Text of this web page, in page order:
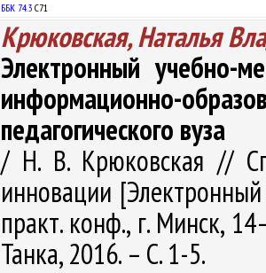
ББК 74.3 С71
Крюковская, Наталья
Электронный учебно-
информационно-
педагогического вуза
/ Н. В. Крюковская //
инновации
практ. конф., г. Минск,
Танка, 2016. – С. 1-5.